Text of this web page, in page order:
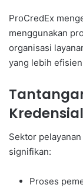
ProCredEx
menggunakan
organisasi
yang lebih
Kredensial
Sektor
signifikan:
Proses